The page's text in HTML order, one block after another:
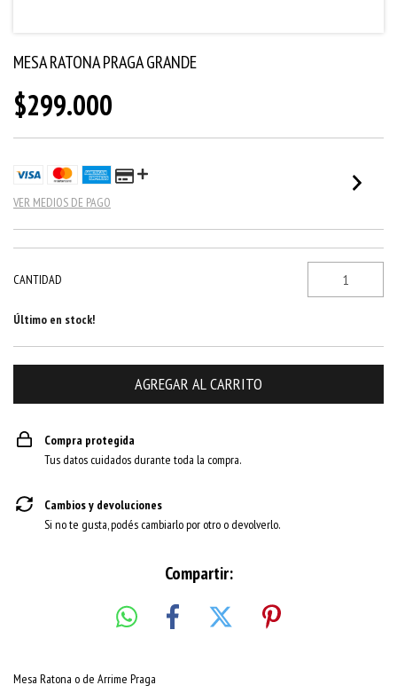
MESA RATONA PRAGA GRANDE
$299.000
VER MEDIOS DE PAGO
CANTIDAD
Último en stock!
Compra protegida
Tus datos cuidados durante toda la compra.
Cambios y devoluciones
Si no te gusta, podés cambiarlo por otro o devolverlo.
Compartir:
Mesa Ratona o de Arrime Praga